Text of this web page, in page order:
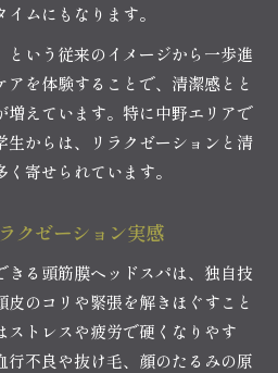
ムにもなります。
という従来のイメージから一歩進
を体験することで、清潔感とと
増えています。特に中野エリアで
生からは、リラクゼーションと清
寄せられています。
クゼーション実感
きる頭筋膜ヘッドスパは、独自技
のコリや緊張を解きほぐすこと
ストレスや疲労で硬くなりやす
行不良や抜け毛、顔のたるみの原